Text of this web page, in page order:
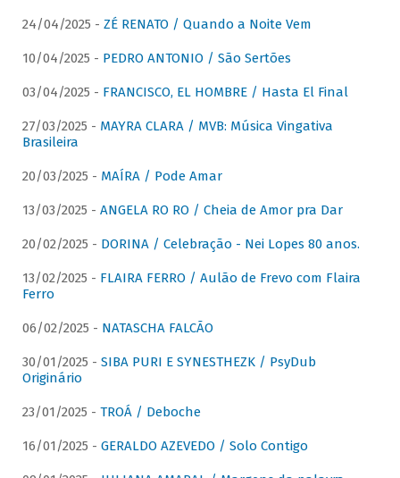
24/04/2025 - ZÉ RENATO / Quando a Noite Vem
10/04/2025 - PEDRO ANTONIO / São Sertões
03/04/2025 - FRANCISCO, EL HOMBRE / Hasta El Final
27/03/2025 - MAYRA CLARA / MVB: Música Vingativa
Brasileira
20/03/2025 - MAÍRA / Pode Amar
13/03/2025 - ANGELA RO RO / Cheia de Amor pra Dar
20/02/2025 - DORINA / Celebração - Nei Lopes 80 anos.
13/02/2025 - FLAIRA FERRO / Aulão de Frevo com Flaira
Ferro
06/02/2025 - NATASCHA FALCÃO
30/01/2025 - SIBA PURI E SYNESTHEZK / PsyDub
Originário
23/01/2025 - TROÁ / Deboche
16/01/2025 - GERALDO AZEVEDO / Solo Contigo